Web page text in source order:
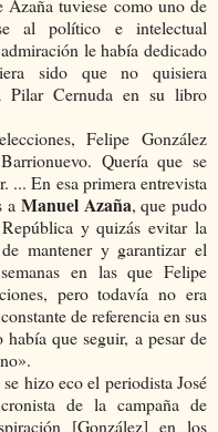
Azaña tuviese como uno de
al político e intelectual
le había dedicado
sido que no quisiera
Pilar Cernuda en su libro
Felipe González
Quería que se
... En esa primera entrevista
a Manuel Azaña, que pudo
y quizás evitar la
mantener y garantizar el
en las que Felipe
pero todavía no era
de referencia en sus
que seguir, a pesar de
hizo eco el periodista José
de la campaña de
[González] en los